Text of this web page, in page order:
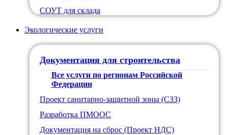
СОУТ для склада
Экологические услуги
Документация для строительства
Все услуги по регионам Российской
Федерации
Проект санитарно-защитной зоны (СЗЗ)
Разработка ПМООС
Документация на сброс (Проект НДС)